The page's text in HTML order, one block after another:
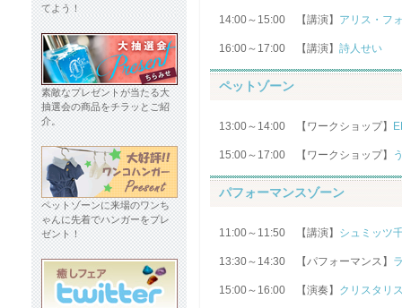
14:00～15:00 【講演】 アリス・フ
16:00～17:00 【講演】 詩人せい
ペットゾーン
13:00～14:00 【ワークショップ】
15:00～17:00 【ワークショップ】
パフォーマンスゾーン
11:00～11:50 【講演】 シュミッツ
13:30～14:30 【パフォーマンス】
15:00～16:00 【演奏】 クリスタリ
てよう！
素敵なプレゼントが当たる大
抽選会の商品をチラッとご紹
介。
ペットゾーンに来場のワンち
ゃんに先着でハンガーをプレ
ゼント！